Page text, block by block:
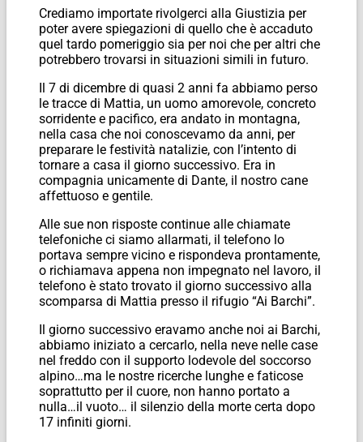
Crediamo importate rivolgerci alla Giustizia per
poter avere spiegazioni di quello che è accaduto
quel tardo pomeriggio sia per noi che per altri che
potrebbero trovarsi in situazioni simili in futuro.
Il 7 di dicembre di quasi 2 anni fa abbiamo perso
le tracce di Mattia, un uomo amorevole, concreto
sorridente e pacifico, era andato in montagna,
nella casa che noi conoscevamo da anni, per
preparare le festività natalizie, con l’intento di
tornare a casa il giorno successivo. Era in
compagnia unicamente di Dante, il nostro cane
affettuoso e gentile.
Alle sue non risposte continue alle chiamate
telefoniche ci siamo allarmati, il telefono lo
portava sempre vicino e rispondeva prontamente,
o richiamava appena non impegnato nel lavoro, il
telefono è stato trovato il giorno successivo alla
scomparsa di Mattia presso il rifugio “Ai Barchi”.
Il giorno successivo eravamo anche noi ai Barchi,
abbiamo iniziato a cercarlo, nella neve nelle case
nel freddo con il supporto lodevole del soccorso
alpino…ma le nostre ricerche lunghe e faticose
soprattutto per il cuore, non hanno portato a
nulla…il vuoto… il silenzio della morte certa dopo
17 infiniti giorni.